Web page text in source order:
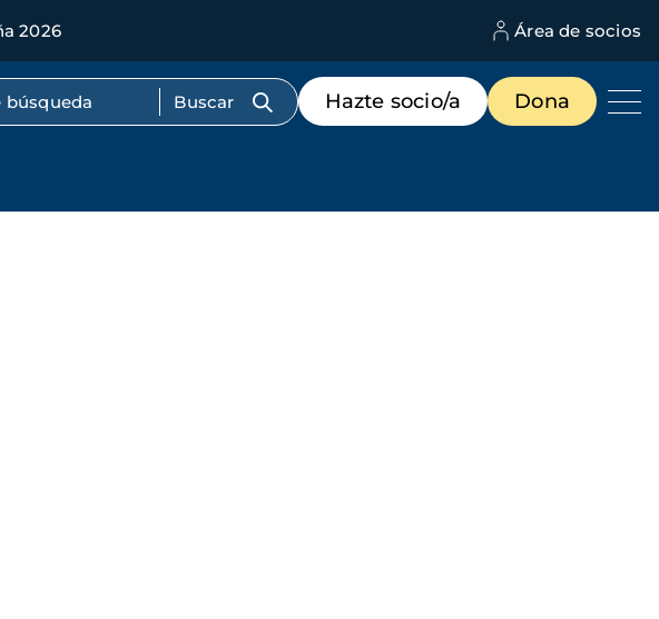
2026 Área de socios
Menú
de
destacados
Hazte socio/a Dona